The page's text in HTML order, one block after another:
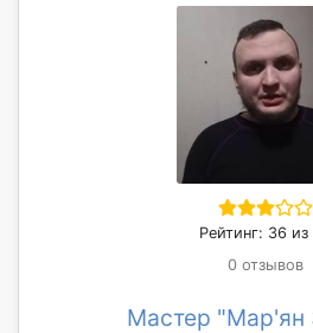
Рейтинг: 36 из
0 отзывов
Мастер "Мар'ян